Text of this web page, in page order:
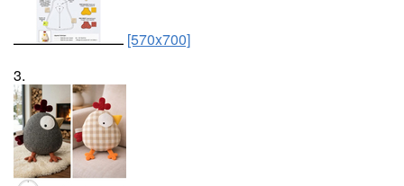
[570x700]
3.